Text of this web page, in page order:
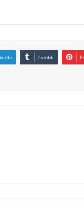
Tumblr